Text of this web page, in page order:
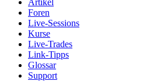
Artikel
Foren
Live-Sessions
Kurse
Live-Trades
Link-Tipps
Glossar
Support